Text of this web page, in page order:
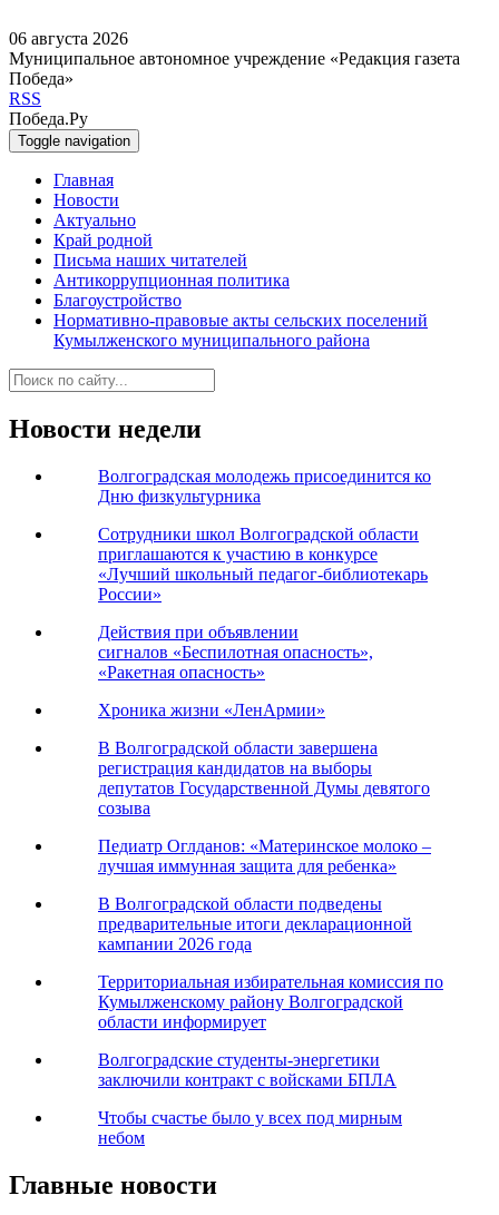
06 августа 2026
Муниципальное автономное учреждение «Редакция газета
Победа»
RSS
Победа.Ру
Toggle navigation
Главная
Новости
Актуально
Край родной
Письма наших читателей
Антикоррупционная политика
Благоустройство
Нормативно-правовые акты сельских поселений
Кумылженского муниципального района
Новости недели
Волгоградская молодежь присоединится ко
Дню физкультурника
Сотрудники школ Волгоградской области
приглашаются к участию в конкурсе
«Лучший школьный педагог-библиотекарь
России»
Действия при объявлении
сигналов «Беспилотная опасность»,
«Ракетная опасность»
Хроника жизни «ЛенАрмии»
В Волгоградской области завершена
регистрация кандидатов на выборы
депутатов Государственной Думы девятого
созыва
Педиатр Оглданов: «Материнское молоко –
лучшая иммунная защита для ребенка»
В Волгоградской области подведены
предварительные итоги декларационной
кампании 2026 года
Территориальная избирательная комиссия по
Кумылженскому району Волгоградской
области информирует
Волгоградские студенты-энергетики
заключили контракт с войсками БПЛА
Чтобы счастье было у всех под мирным
небом
Главные новости